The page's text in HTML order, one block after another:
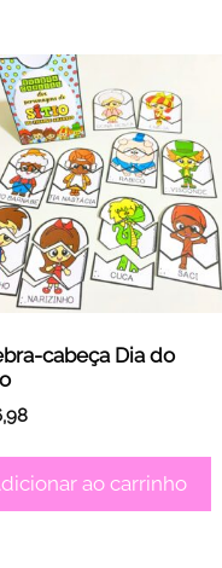
cabeça Dia do
ao carrinho